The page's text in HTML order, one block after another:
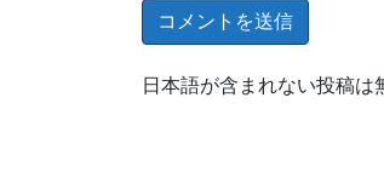
日本語が含まれない投稿は